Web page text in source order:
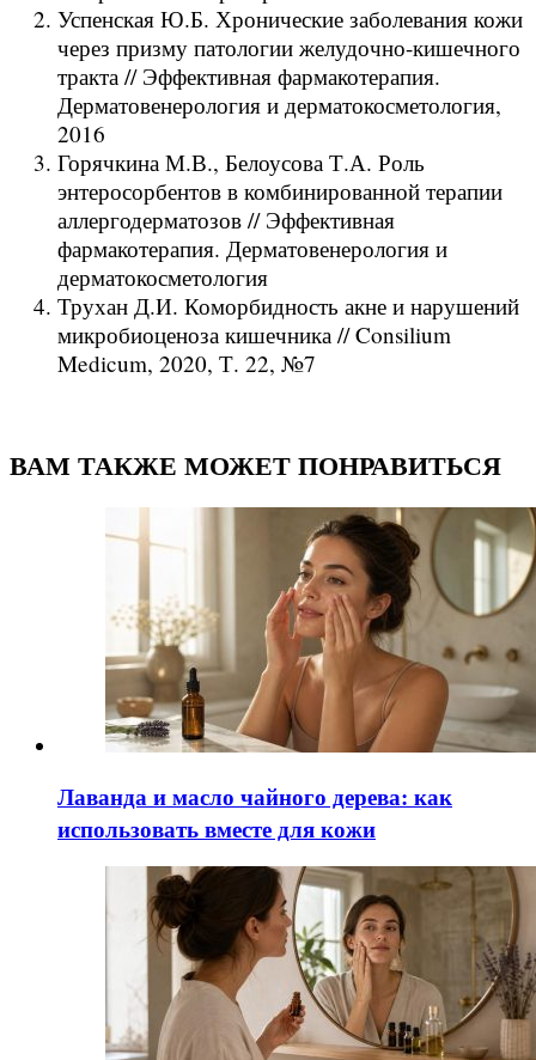
Успенская Ю.Б. Хронические заболевания кожи
через призму патологии желудочно-кишечного
тракта // Эффективная фармакотерапия.
Дерматовенерология и дерматокосметология,
2016
Горячкина М.В., Белоусова Т.А. Роль
энтеросорбентов в комбинированной терапии
аллергодерматозов // Эффективная
фармакотерапия. Дерматовенерология и
дерматокосметология
Трухан Д.И. Коморбидность акне и нарушений
микробиоценоза кишечника // Consilium
Medicum, 2020, Т. 22, №7
ВАМ ТАКЖЕ МОЖЕТ ПОНРАВИТЬСЯ
Лаванда и масло чайного дерева: как
использовать вместе для кожи